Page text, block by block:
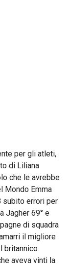
per gli atleti,
di Liliana
che le avrebbe
Mondo Emma
subito errori per
Jagher 69° e
di squadra
il migliore
britannico
aveva vinti la